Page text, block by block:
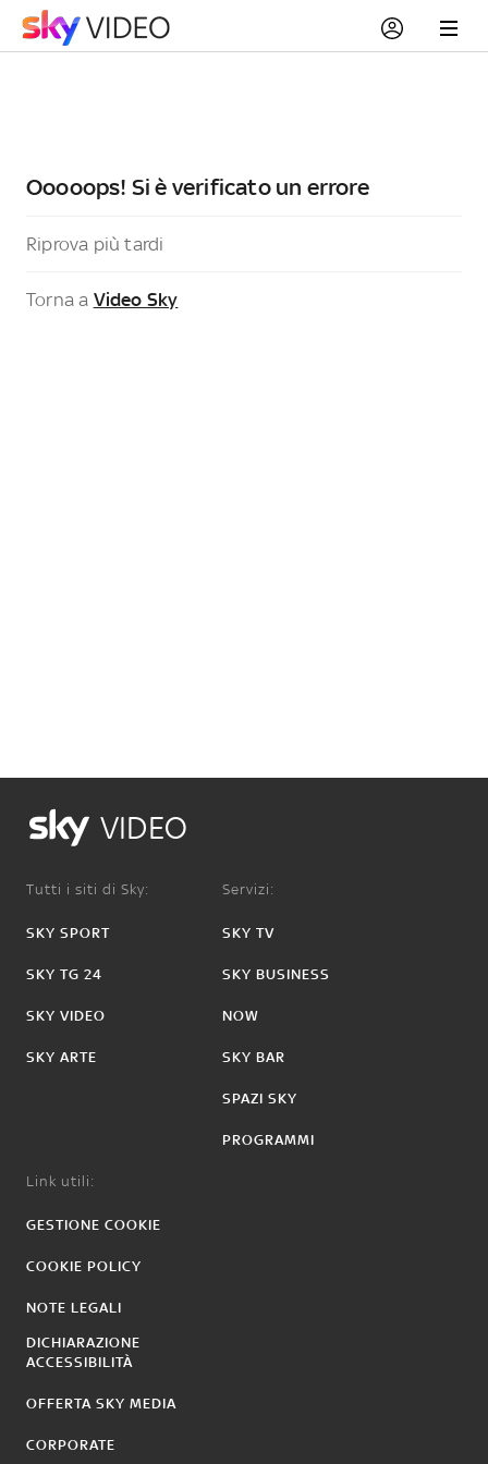
Ooooops! Si è verificato un errore
Riprova più tardi
Torna a Video Sky
VIDEO
Tutti i siti di Sky:
SKY SPORT
SKY TG 24
SKY VIDEO
SKY ARTE
Servizi:
SKY TV
SKY BUSINESS
NOW
SKY BAR
SPAZI SKY
PROGRAMMI
Link utili:
GESTIONE COOKIE
COOKIE POLICY
NOTE LEGALI
DICHIARAZIONE
ACCESSIBILITÀ
OFFERTA SKY MEDIA
CORPORATE